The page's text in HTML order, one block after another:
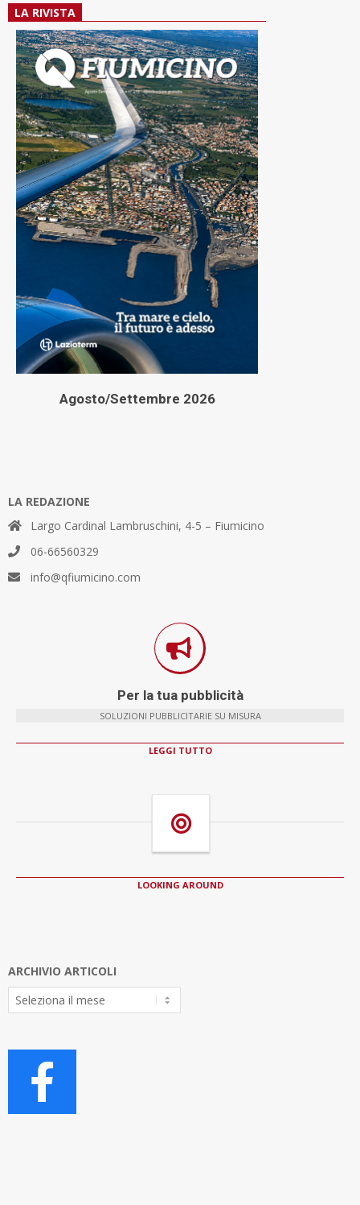
LA RIVISTA
Agosto/Settembre 2026
LA REDAZIONE
Largo Cardinal Lambruschini, 4-5 – Fiumicino
06-66560329
info@qfiumicino.com
Per la tua pubblicità
SOLUZIONI PUBBLICITARIE SU MISURA
LEGGI TUTTO
LOOKING AROUND
ARCHIVIO ARTICOLI
Archivio
Articoli